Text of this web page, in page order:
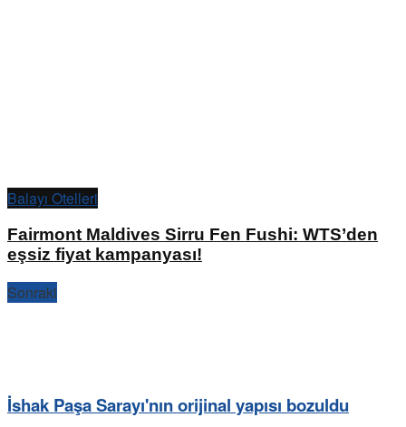
Balayı Otelleri
Fairmont Maldives Sirru Fen Fushi: WTS’den
eşsiz fiyat kampanyası!
Sonraki
İshak Paşa Sarayı'nın orijinal yapısı bozuldu